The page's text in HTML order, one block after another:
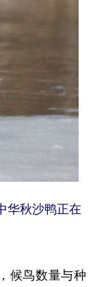
华秋沙鸭正在
候鸟数量与种